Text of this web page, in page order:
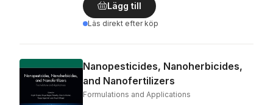
Lägg till
Läs direkt efter köp
Nanopesticides, Nanoherbicides,
and Nanofertilizers
Formulations and Applications